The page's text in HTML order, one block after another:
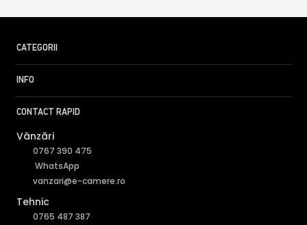
CATEGORII
INFO
CONTACT RAPID
Vânzări
0767 390 475
WhatsApp
vanzari@e-camere.ro
Tehnic
0765 487 387